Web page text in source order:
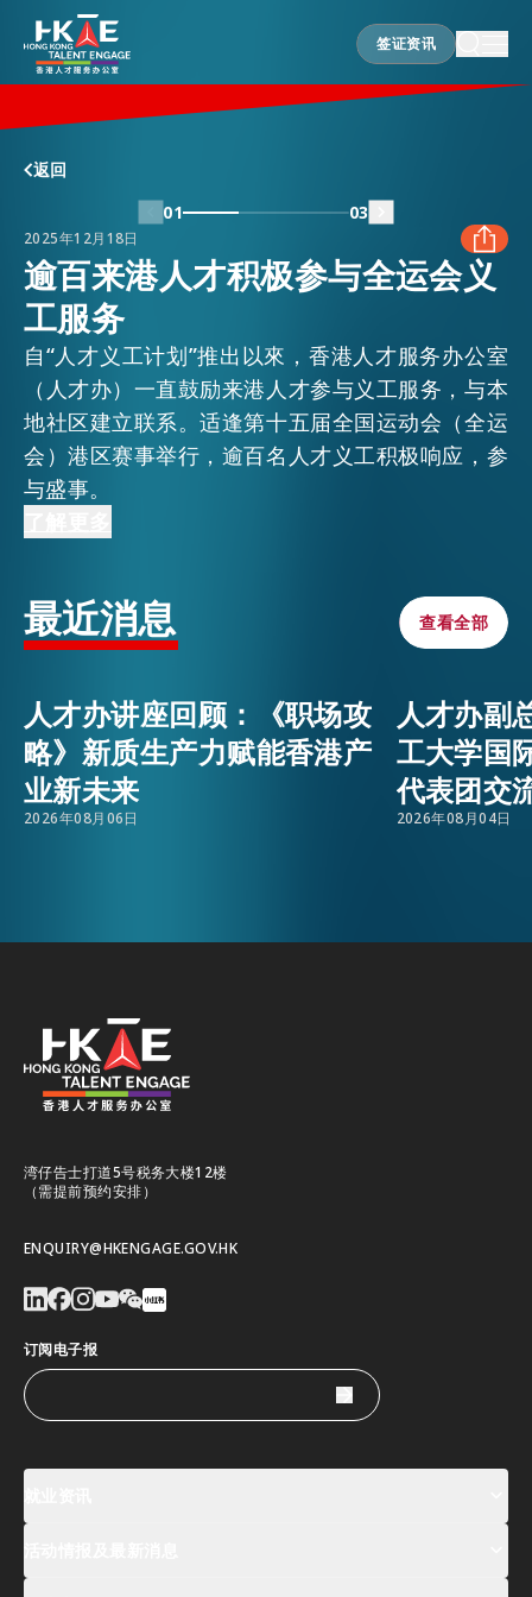
签证资讯
签证资讯
香港优势
居港须知
人才支援
就业资讯
在港营商
活动情报
关于我们
常见问题
联络我们
返回
01
03
2025年12月18日
LINKEDIN
WHATSAPP
EMAIL
逾百来港人才积极参与全运会义
工服务
自“人才义工计划”推出以來，香港人才服务办公室
（人才办）一直鼓励来港人才参与义工服务，与本
地社区建立联系。适逢第十五届全国运动会（全运
会）港区赛事举行，逾百名人才义工积极响应，参
与盛事。
运行。人才办总监陈海劲表示，未来将会继续与不
同团体合作，为人才提供多元化义工服务的机会，
最近消息 查看全部
查看全部
人才办讲座回顾：《职场攻
略》新质生产力赋能香港产
业新未来
2026年08月06日
人才办副
工大学国
代表团交
2026年08月04日
湾仔告士打道5号税务大楼12楼
（需提前预约安排）
ENQUIRY@HKENGAGE.GOV.HK
订阅电子报
薪酬指数